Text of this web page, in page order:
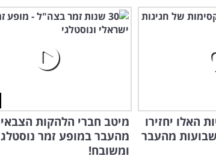
האלו יחזירו
מהעבר
מיטב חברי הלהקות
מהעבר במופע זמר
ומשובח!